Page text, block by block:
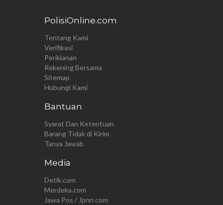
PolisiOnline.com
Tentang Kami
Verifikasi
Periklanan
Rekening Bersama
Sitemap
Hubungi Kami
Bantuan
Syarat Dan Ketentuan
Barang Tidak di Kirim
Tanya Jawab
Media
Detik.com
Merdeka.com
Jawa Pos / Jpnn.com